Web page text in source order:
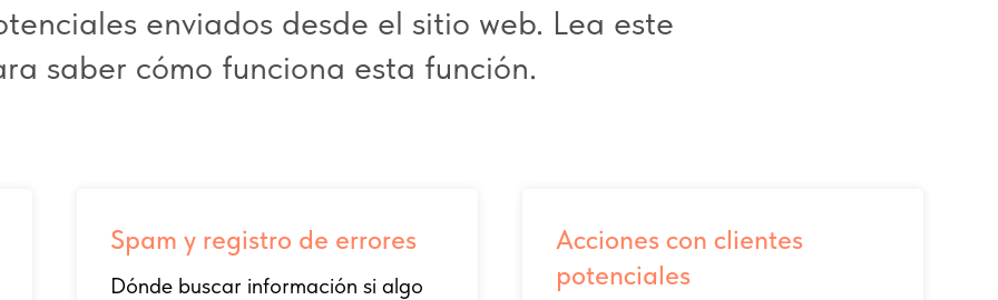
enviados desde el sitio web. Lea este
saber cómo funciona esta función.
Spam y registro de errores
Dónde buscar información si algo
Acciones con clientes
potenciales